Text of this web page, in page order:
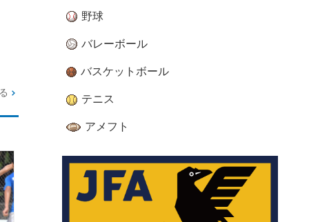
野球
バレーボール
バスケットボール
テニス
アメフト